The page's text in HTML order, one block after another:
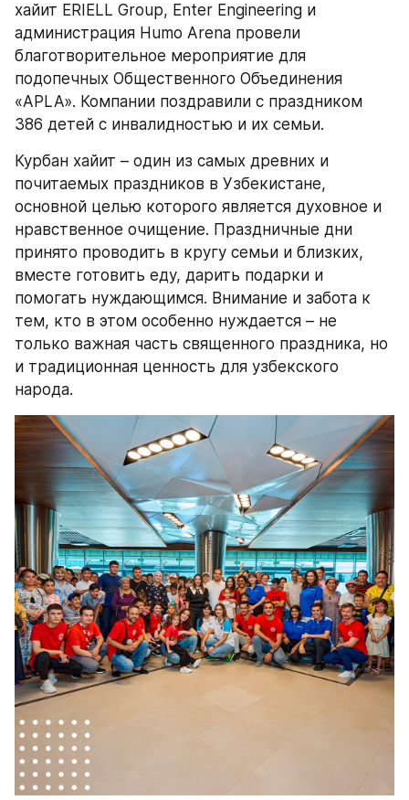
хайит ERIELL Group, Enter Engineering и
администрация Humo Arena провели
благотворительное мероприятие для
подопечных Общественного Объединения
«APLA». Компании поздравили с праздником
386 детей с инвалидностью и их семьи.
Курбан хайит – один из самых древних и
почитаемых праздников в Узбекистане,
основной целью которого является духовное и
нравственное очищение. Праздничные дни
принято проводить в кругу семьи и близких,
вместе готовить еду, дарить подарки и
помогать нуждающимся. Внимание и забота к
тем, кто в этом особенно нуждается – не
только важная часть священного праздника, но
и традиционная ценность для узбекского
народа.